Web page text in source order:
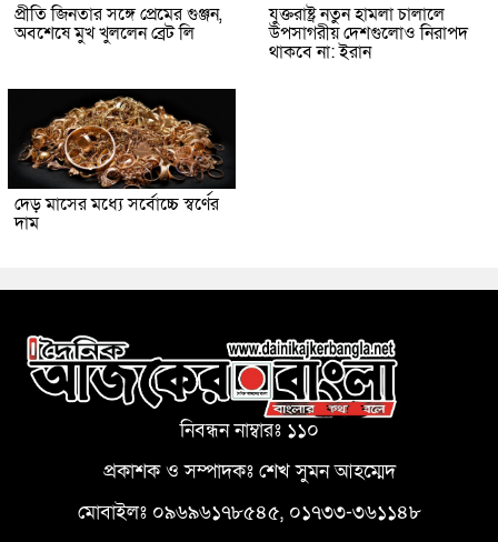
প্রীতি জিনতার সঙ্গে প্রেমের গুঞ্জন,
অবশেষে মুখ খুললেন ব্রেট লি
যুক্তরাষ্ট্র নতুন হামলা চালালে
উপসাগরীয় দেশগুলোও নিরাপদ
থাকবে না: ইরান
দেড় মাসের মধ্যে সর্বোচ্চে স্বর্ণের
দাম
নিবন্ধন নাম্বারঃ ১১০
প্রকাশক ও সম্পাদকঃ শেখ সুমন আহম্মেদ
মোবাইলঃ ০৯৬৯৬১৭৮৫৪৫, ০১৭৩৩-৩৬১১৪৮